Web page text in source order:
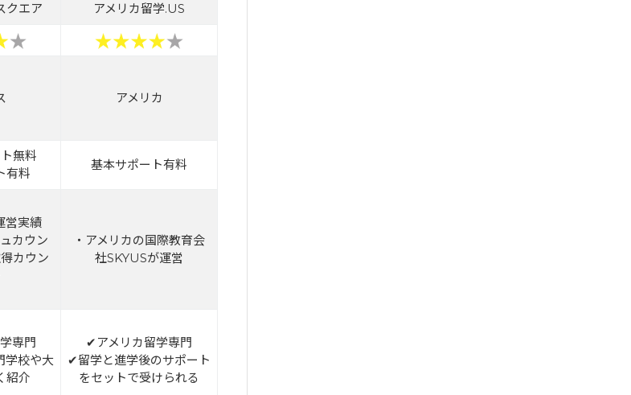
クエア アメリカ留学.US
アメリカ
無料
有料
基本サポート有料
営実績
カウン
カウン
・アメリカの国際教育会
社SKYUSが運営
専門
学校や大
紹介
✔アメリカ留学専門
✔留学と進学後のサポート
をセットで受けられる